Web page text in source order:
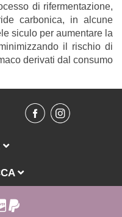
di rifermentazione,
carbonica, in alcune
siculo per aumentare la
il rischio di
derivati dal consumo